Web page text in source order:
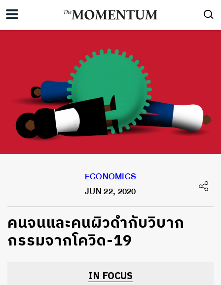
ECONOMICS
JUN 22, 2020
คนจนและคนผิวดำกับวิบาก
กรรมจากโควิด-19
IN FOCUS